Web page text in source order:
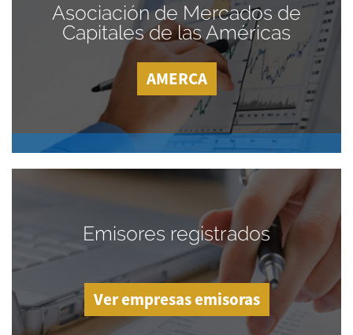
Asociación de Mercados de
Capitales de las Américas
AMERCA
Emisores registrados
Ver empresas emisoras